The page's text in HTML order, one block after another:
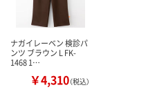
ナガイレーベン 検診パ
ンツ ブラウン L FK-
1468 1…
￥4,310（税込）